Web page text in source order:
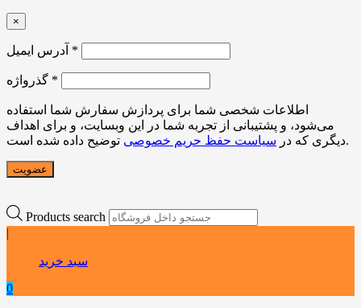
×
*
*
اطلاعات شخصی شما برای پردازش سفارش شما استفاده
می‌شود، و پشتیبانی از تجربه شما در این وبسایت، و برای اهداف
دیگری که در سیاست حفظ حریم خصوصی توضیح داده شده است.
عضویت
Products search
|
سبد خرید
0